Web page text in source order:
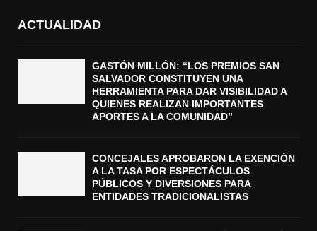
ACTUALIDAD
GASTÓN MILLÓN: “LOS PREMIOS SAN
SALVADOR CONSTITUYEN UNA
HERRAMIENTA PARA DAR VISIBILIDAD A
QUIENES REALIZAN IMPORTANTES
APORTES A LA COMUNIDAD”
CONCEJALES APROBARON LA EXENCIÓN
A LA TASA POR ESPECTÁCULOS
PÚBLICOS Y DIVERSIONES PARA
ENTIDADES TRADICIONALISTAS